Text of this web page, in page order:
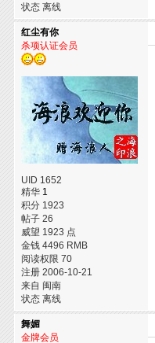
状态 离线
红尘有你
杀项认证会员
UID 1652
精华 1
积分 1923
帖子 26
威望 1923 点
金钱 4496 RMB
阅读权限 70
注册 2006-10-21
来自 闽南
状态 离线
舞媚
金牌会员